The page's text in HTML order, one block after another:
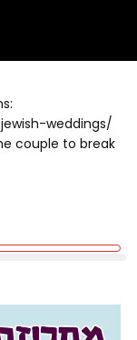
weddings/
couple to break